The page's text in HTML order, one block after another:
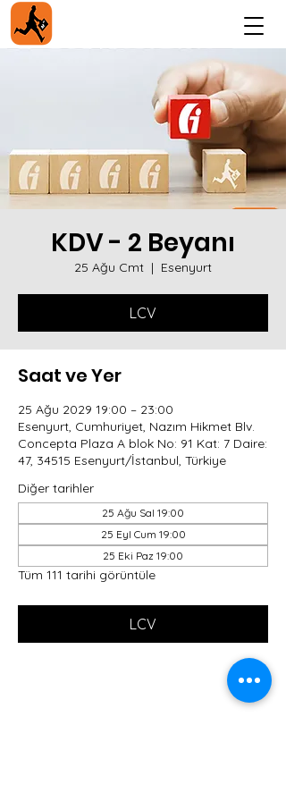
KDV - 2 Beyanı
25 Ağu Cmt
  |
Esenyurt
LCV
Saat ve Yer
25 Ağu 2029 19:00 – 23:00
Esenyurt, Cumhuriyet, Nazım Hikmet Blv.
Concepta Plaza A blok No: 91 Kat: 7 Daire:
47, 34515 Esenyurt/İstanbul, Türkiye
Diğer tarihler
25 Ağu Sal 19:00
25 Eyl Cum 19:00
25 Eki Paz 19:00
Tüm 111 tarihi görüntüle
LCV